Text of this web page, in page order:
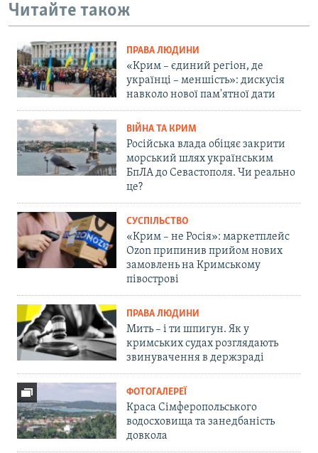
Читайте також
ПРАВА ЛЮДИНИ
«Крим – єдиний регіон, де
українці – меншість»: дискусія
навколо нової пам'ятної дати
ВІЙНА ТА КРИМ
Російська влада обіцяє закрити
морський шлях українським
БпЛА до Севастополя. Чи реально
це?
СУСПІЛЬСТВО
«Крим – не Росія»: маркетплейс
Ozon припинив прийом нових
замовлень на Кримському
півострові
ПРАВА ЛЮДИНИ
Мить – і ти шпигун. Як у
кримських судах розглядають
звинувачення в держзраді
ФОТОГАЛЕРЕЇ
Краса Сімферопольського
водосховища та занедбаність
довкола